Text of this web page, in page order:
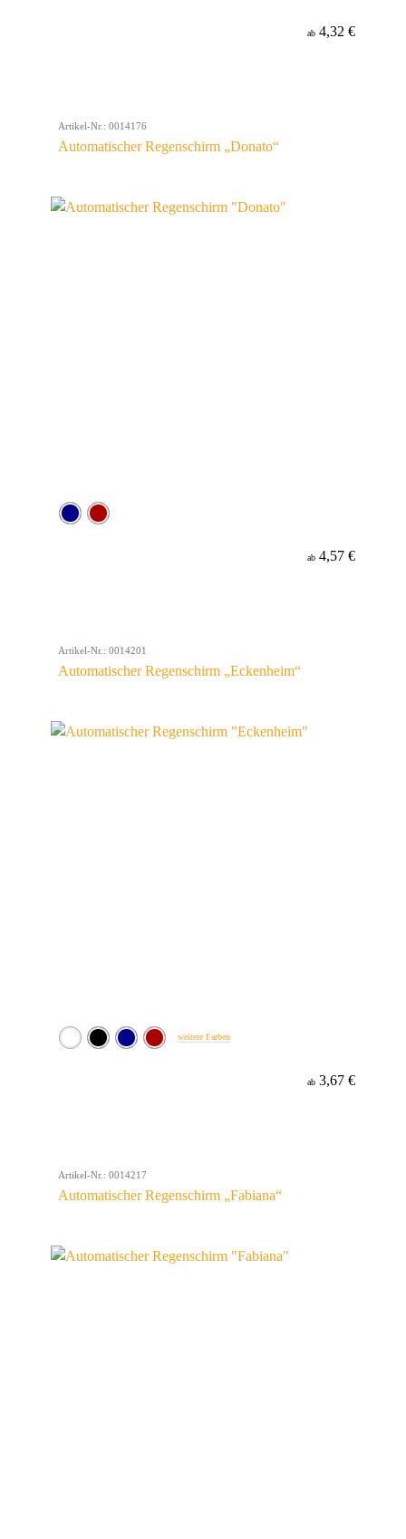
ab 4,32 €
Artikel-Nr.: 0014176
Automatischer Regenschirm „Donato“
ab 4,57 €
Artikel-Nr.: 0014201
Automatischer Regenschirm „Eckenheim“
weitere Farben
ab 3,67 €
Artikel-Nr.: 0014217
Automatischer Regenschirm „Fabiana“